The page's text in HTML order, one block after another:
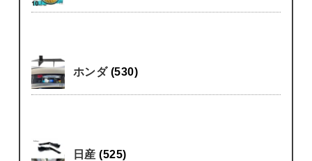
ホンダ (530)
日産(525)